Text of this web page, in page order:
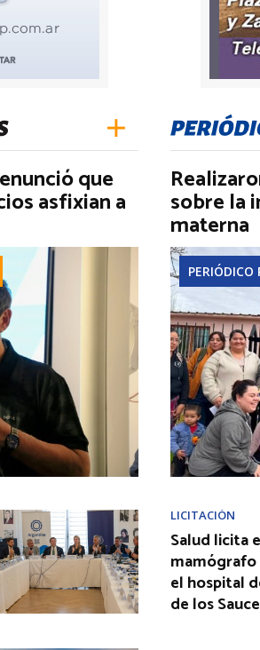
que
asfixian a sobre la
materna
PERIÓDICO
LICITACIÓN
Salud licita
el hospital
de los